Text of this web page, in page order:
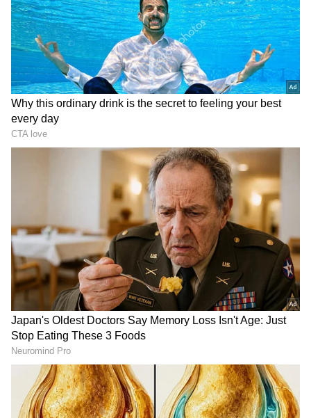
புகார்... நடிகை பார்வதி நாயரின்
முன்னாள் உதவியாளரை அதிரடியாக
கைது செய்தது போலீஸ்
ஏசியாநெட் தமிழ்-ஐ உங்கள் முதன்மைத்
3